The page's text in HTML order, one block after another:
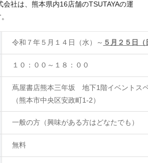
社は、熊本県内16店舗のTSUTAYAの運
令和７年５月１４日（水）～ ５月２５日（
１０：００～１８：００
蔦屋書店熊本三年坂 地下1階イベントス
（熊本市中央区安政町1-2）
一般の方（興味がある方はどなたでも）
無料